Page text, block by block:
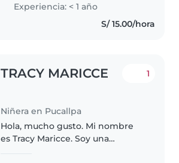
mejor de mi. Me encanta leer a
los niños, hacer manualidades, la
Experiencia: < 1 año
S/ 15.00/hora
TRACY MARICCE
Niñera en Pucallpa
1
Hola, mucho gusto. Mi nombre
es Tracy Maricce. Soy una